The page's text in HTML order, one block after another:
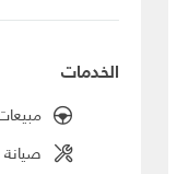
الخدمات
صيانة